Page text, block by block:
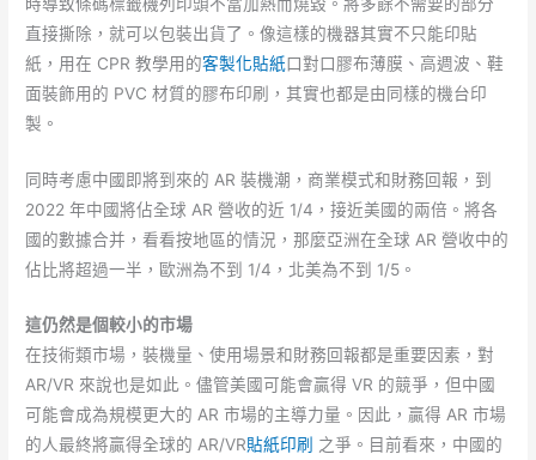
直接撕除，就可以包裝出貨了。像這樣的機器其實不只能印貼
紙，用在 CPR 教學用的客製化貼紙口對口膠布薄膜、高週波、鞋
面裝飾用的 PVC 材質的膠布印刷，其實也都是由同樣的機台印
製。
同時考慮中國即將到來的 AR 裝機潮，商業模式和財務回報，到
2022 年中國將佔全球 AR 營收的近 1/4，接近美國的兩倍。將各
國的數據合并，看看按地區的情況，那麼亞洲在全球 AR 營收中的
佔比將超過一半，歐洲為不到 1/4，北美為不到 1/5。
這仍然是個較小的市場
在技術類市場，裝機量、使用場景和財務回報都是重要因素，對
AR/VR 來說也是如此。儘管美國可能會贏得 VR 的競爭，但中國
可能會成為規模更大的 AR 市場的主導力量。因此，贏得 AR 市場
的人最終將贏得全球的 AR/VR貼紙印刷 之爭。目前看來，中國的